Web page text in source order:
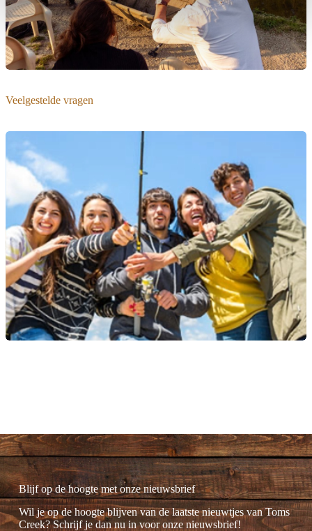
Veelgestelde vragen
Blijf op de hoogte met onze nieuwsbrief
Wil je op de hoogte blijven van de laatste nieuwtjes van Toms
Creek? Schrijf je dan nu in voor onze nieuwsbrief!